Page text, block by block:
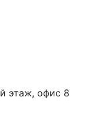
этаж, офис 8